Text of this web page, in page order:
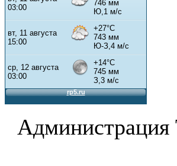
Администрация